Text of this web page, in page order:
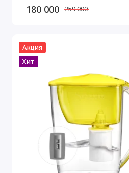
180 000 259 000
Акция
Хит